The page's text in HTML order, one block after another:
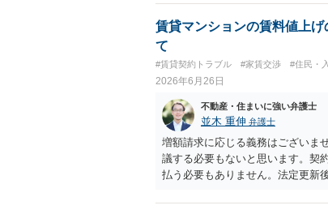
漏れの写真、連絡と相手の対応に
賃貸マンションの賃料値上
て
#賃貸契約トラブル #家賃交渉 #住民・
2026年6月26日
不動産・住まいに強い弁護士
並木 重伸 弁護士
増額請求に応じる義務はございま
議する必要もないと思います。契
払う必要もありません。法定更新
せん（賃料が周辺相場より著しく